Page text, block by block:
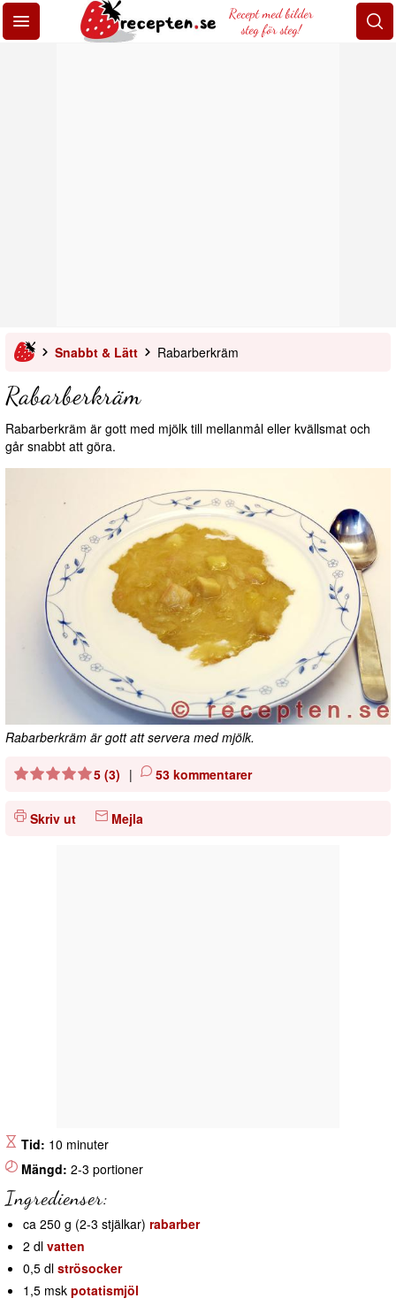
Recept med bilder
steg för steg!
Snabbt & Lätt Rabarberkräm
Rabarberkräm
Rabarberkräm är gott med mjölk till mellanmål eller kvällsmat och
går snabbt att göra.
Rabarberkräm är gott att servera med mjölk.
5 (3) | 53 kommentarer
Skriv ut Mejla
Tid: 10 minuter
Mängd: 2-3 portioner
Ingredienser:
ca 250 g (2-3 stjälkar) rabarber
2 dl vatten
0,5 dl strösocker
1,5 msk potatismjöl